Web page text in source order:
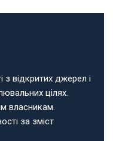
з відкритих джерел і
цілях.
власникам.
за зміст